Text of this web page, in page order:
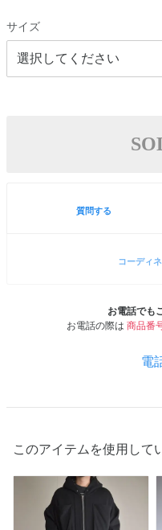
サイズ
質問する
コーディ
お電話でも
お電話の際は 商品番
電
このアイテムを使用して